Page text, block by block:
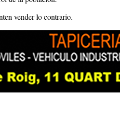
vender lo contrario.